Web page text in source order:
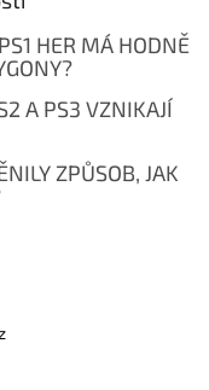
HER MÁ HODNĚ
A PS3 VZNIKAJÍ
ZPŮSOB, JAK